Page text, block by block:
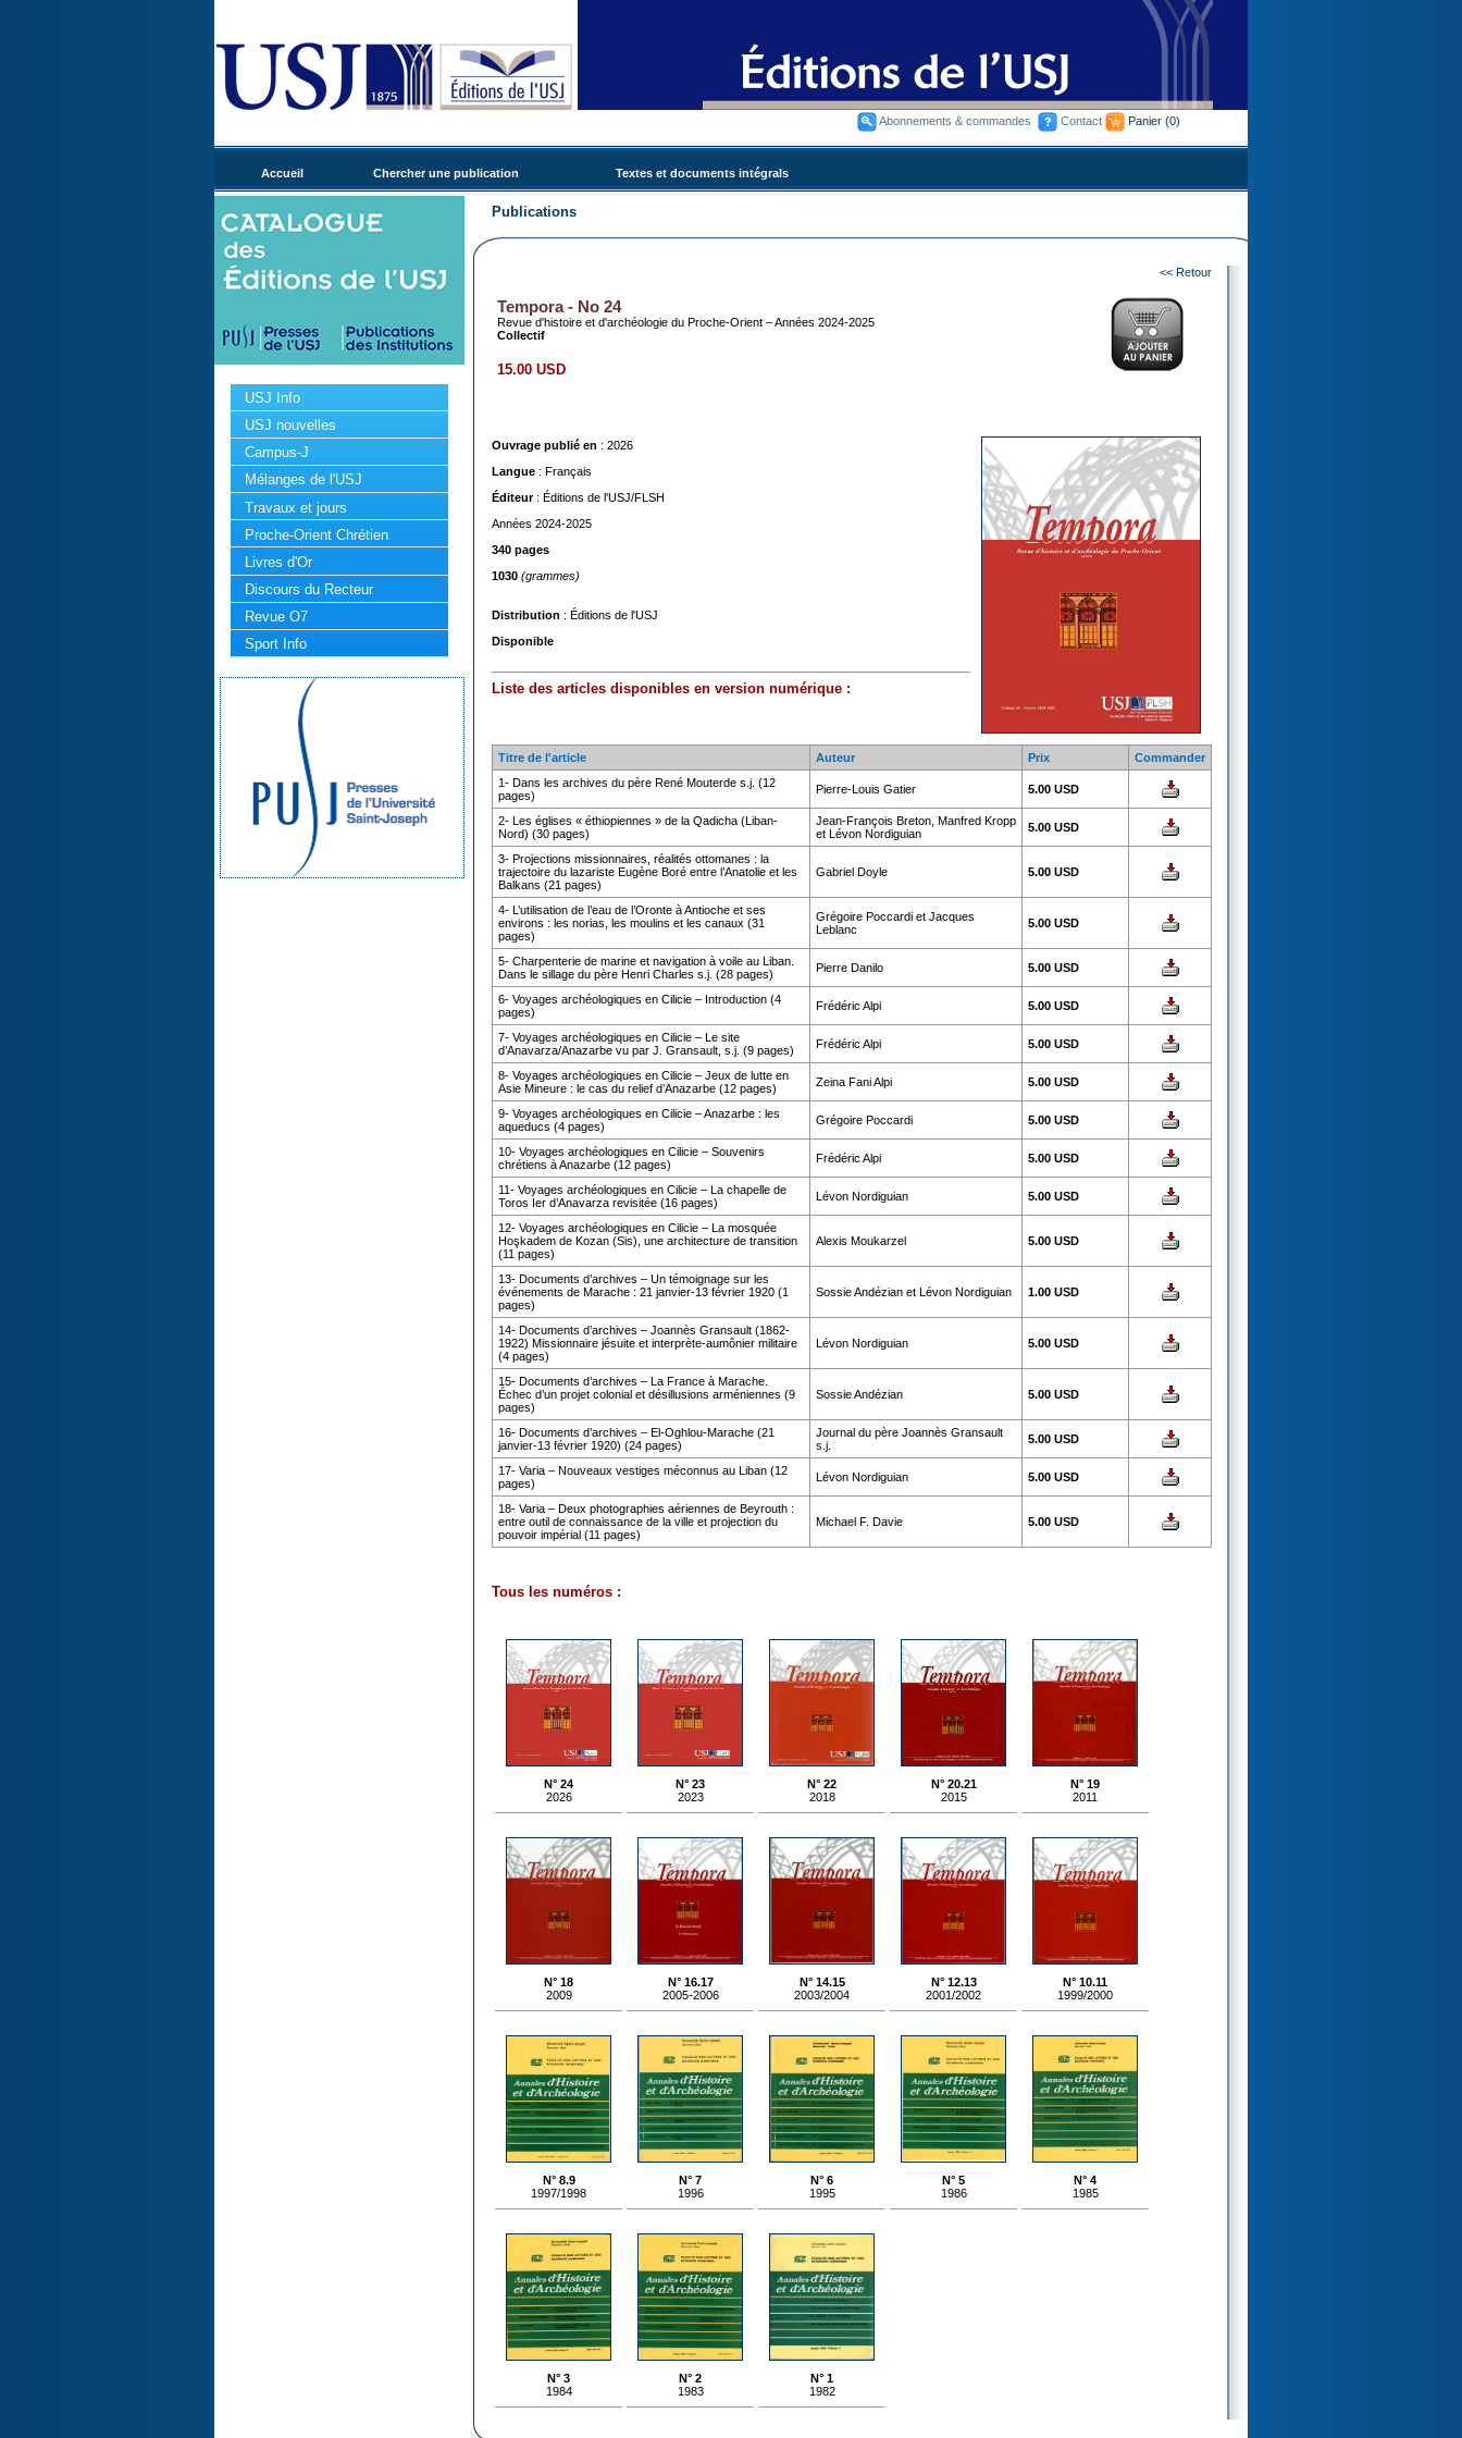
Abonnements & commandes Contact Panier (0)
Accueil Chercher une publication Textes et documents intégrals
USJ Info
USJ nouvelles
Campus-J
Mélanges de l'USJ
Travaux et jours
Proche-Orient Chrétien
Livres d'Or
Discours du Recteur
Revue O7
Sport Info
Publications
<< Retour
Tempora - No 24
Revue d'histoire et d'archéologie du Proche-Orient – Années 2024-2025
Collectif
15.00 USD
Ouvrage publié en : 2026
Langue : Français
Éditeur: Éditions de l'USJ/FLSH
Années 2024-2025
340 pages
1030 (grammes)
Distribution : Éditions de l'USJ
Disponible
Liste des articles disponibles en version numérique :
Titre de l'article Auteur Prix
Commander
1- Dans les archives du père René Mouterde s.j. (12
pages)
Pierre-Louis Gatier 5.00 USD
2- Les églises « éthiopiennes » de la Qadicha (Liban-
Nord) (30 pages)
Jean-François Breton, Manfred Kropp
et Lévon Nordiguian
5.00 USD
3- Projections missionnaires, réalités ottomanes : la
trajectoire du lazariste Eugène Boré entre l’Anatolie et les
Balkans (21 pages)
Gabriel Doyle 5.00 USD
4- L’utilisation de l’eau de l’Oronte à Antioche et ses
environs : les norias, les moulins et les canaux (31
pages)
Grégoire Poccardi et Jacques
Leblanc
5.00 USD
5- Charpenterie de marine et navigation à voile au Liban.
Dans le sillage du père Henri Charles s.j. (28 pages)
Pierre Danilo 5.00 USD
6- Voyages archéologiques en Cilicie – Introduction (4
pages)
Frédéric Alpi 5.00 USD
7- Voyages archéologiques en Cilicie – Le site
d’Anavarza/Anazarbe vu par J. Gransault, s.j. (9 pages)
Frédéric Alpi 5.00 USD
8- Voyages archéologiques en Cilicie – Jeux de lutte en
Asie Mineure : le cas du relief d’Anazarbe (12 pages)
Zeina Fani Alpi 5.00 USD
9- Voyages archéologiques en Cilicie – Anazarbe : les
aqueducs (4 pages)
Grégoire Poccardi 5.00 USD
10- Voyages archéologiques en Cilicie – Souvenirs
chrétiens à Anazarbe (12 pages)
Frédéric Alpi 5.00 USD
11- Voyages archéologiques en Cilicie – La chapelle de
Toros Ier d’Anavarza revisitée (16 pages)
Lévon Nordiguian 5.00 USD
12- Voyages archéologiques en Cilicie – La mosquée
Hoşkadem de Kozan (Sis), une architecture de transition
(11 pages)
Alexis Moukarzel 5.00 USD
13- Documents d’archives – Un témoignage sur les
événements de Marache : 21 janvier-13 février 1920 (1
pages)
Sossie Andézian et Lévon Nordiguian 1.00 USD
14- Documents d’archives – Joannès Gransault (1862-
1922) Missionnaire jésuite et interprète-aumônier militaire
(4 pages)
Lévon Nordiguian 5.00 USD
15- Documents d’archives – La France à Marache.
Échec d’un projet colonial et désillusions arméniennes (9
pages)
Sossie Andézian 5.00 USD
16- Documents d’archives – El-Oghlou-Marache (21
janvier-13 février 1920) (24 pages)
Journal du père Joannès Gransault
s.j.
5.00 USD
17- Varia – Nouveaux vestiges méconnus au Liban (12
pages)
Lévon Nordiguian 5.00 USD
18- Varia – Deux photographies aériennes de Beyrouth :
entre outil de connaissance de la ville et projection du
pouvoir impérial (11 pages)
Michael F. Davie 5.00 USD
Tous les numéros :
N° 24
2026
N° 23
2023
N° 22
2018
N° 20.21
2015
N° 19
2011
N° 18
2009
N° 16.17
2005-2006
N° 14.15
2003/2004
N° 12.13
2001/2002
N° 10.11
1999/2000
N° 8.9
1997/1998
N° 7
1996
N° 6
1995
N° 5
1986
N° 4
1985
N° 3
1984
N° 2
1983
N° 1
1982